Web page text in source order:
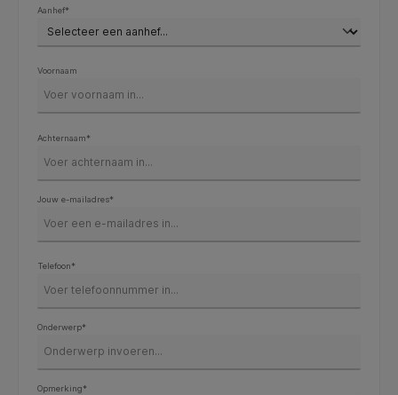
Aanhef*
Voornaam
Achternaam*
Jouw e-mailadres*
Telefoon*
Onderwerp*
Opmerking*